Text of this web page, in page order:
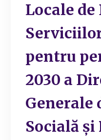
Locale
pentru
2030 a
Generale
Socială și